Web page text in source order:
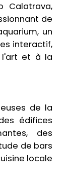
Calatrava,
de
un
interactif,
l'art et à la
de la
édifices
des
de bars
locale